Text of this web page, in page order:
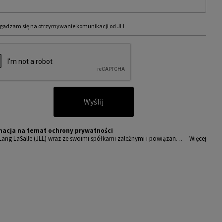
się na otrzymywanie komunikacji od JLL
Wyślij
na temat ochrony prywatności
LaSalle (JLL) wraz ze swoimi spółkami zależnymi i powiązany
Więcej